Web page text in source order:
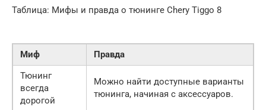
Таблица: Мифы и правда о тюнинге Chery Tiggo 8
Миф
Правда
Тюнинг
всегда
дорогой
Можно найти доступные варианты
тюнинга, начиная с аксессуаров.